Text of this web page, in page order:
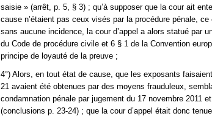
saisie » (arrêt, p. 5, § 3) ; qu’à supposer que la cour ait
cause n’étaient pas ceux visés par la procédure pénale,
sans aucune incidence, la cour d’appel a alors statué par
du Code de procédure civile et 6 § 1 de la Convention
principe de loyauté de la preuve ;
4°) Alors, en tout état de cause, que les exposants
21 avaient été obtenues par des moyens frauduleux,
condamnation pénale par jugement du 17 novembre 2011
(conclusions p. 23-24) ; que la cour d’appel était donc